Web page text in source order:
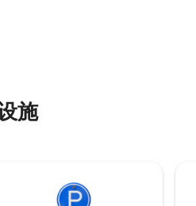
条评价
施